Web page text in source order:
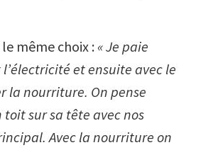
même choix : «Je paie
et ensuite avec le
la nourriture. On pense
toit sur sa tête avec nos
Avec la nourriture on